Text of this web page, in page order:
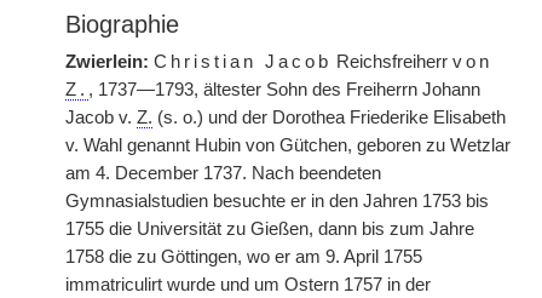
Biographie
Zwierlein: Christian Jacob Reichsfreiherr von
Z. , 1737—1793, ältester Sohn des Freiherrn Johann
Jacob v. Z. (s. o.) und der Dorothea Friederike Elisabeth
v. Wahl genannt Hubin von Gütchen, geboren zu Wetzlar
am 4. December 1737. Nach beendeten
Gymnasialstudien besuchte er in den Jahren 1753 bis
1755 die Universität zu Gießen, dann bis zum Jahre
1758 die zu Göttingen, wo er am 9. April 1755
immatriculirt wurde und um Ostern 1757 in der